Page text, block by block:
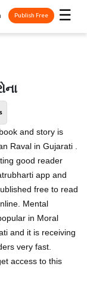
☰
Publish Free
and story is
Raval in Gujarati .
good reader
app and
free to read
Mental
in Moral
and it is receiving
very fast.
access to this